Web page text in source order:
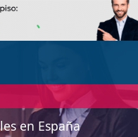
en España